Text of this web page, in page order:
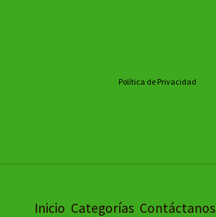
Política de Privacidad
Inicio Categorías Contáctanos